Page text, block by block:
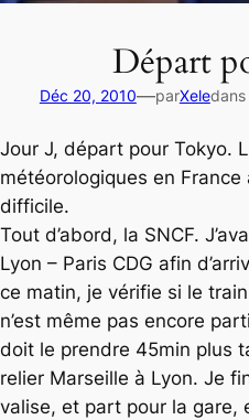
Départ
Déc 20, 2010—parXeledans
Jour J, départ pour Tokyo.
météorologiques en
difficile.
Tout d’abord, la SNCF.
Lyon – Paris CDG afin
ce matin, je vérifie si le
n’est même pas encore
doit le prendre 45min plus
relier Marseille à Lyon. Je
valise, et part pour la gare,